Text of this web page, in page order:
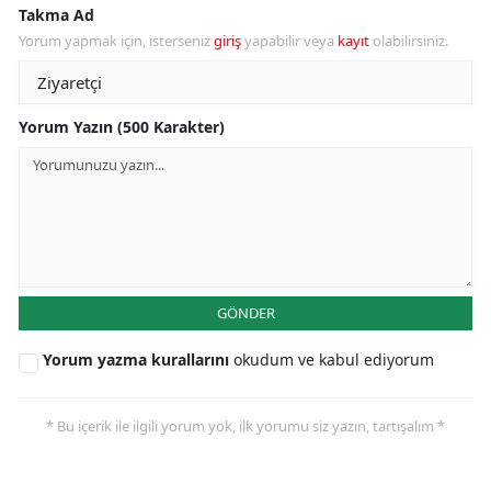
Takma Ad
Yorum yapmak için, istersenizgirişyapabilir veya kayıt olabilirsiniz.
Yorum Yazın (500 Karakter)
GÖNDER
Yorum yazma kurallarını okudum ve kabul ediyorum
* Bu içerik ile ilgili yorum yok, ilk yorumu siz yazın, tartışalım *